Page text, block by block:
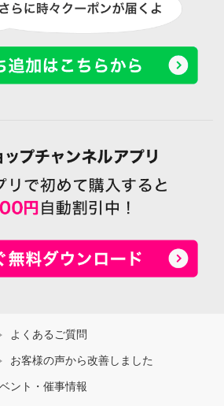
よくあるご質問
お客様の声から改善しました
ント・催事情報